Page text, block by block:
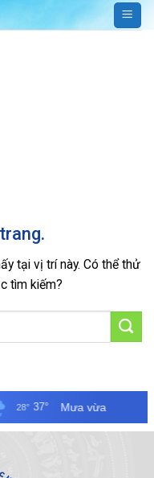
tại vị trí này. Có thể thử
tìm kiếm?